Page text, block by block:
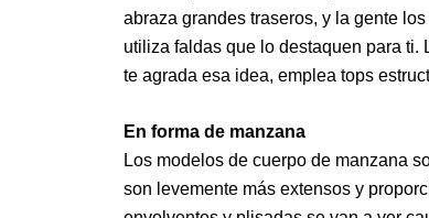
abraza grandes traseros, y la gente
utiliza faldas que lo destaquen para ti.
te agrada esa idea, emplea tops
En forma de manzana
Los modelos de cuerpo de manzana
son levemente más extensos y